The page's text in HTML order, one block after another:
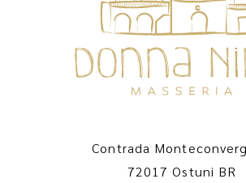
Contrada
72017 Ostuni BR